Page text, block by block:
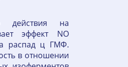
действия на
эффект NO
распад ц ГМФ.
в отношении